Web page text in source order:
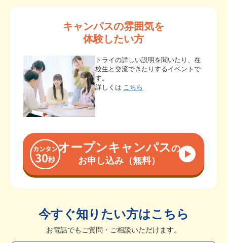
キャンパスの雰囲気を
体験したい方
トライの詳しい説明を聞いたり、在
校生と交流できたりするイベントで
す。
詳しくは こちら
オープンキャンパスの
お申し込み（無料）
今すぐ知りたい方はこちら
お電話でもご質問・ご相談いただけます。